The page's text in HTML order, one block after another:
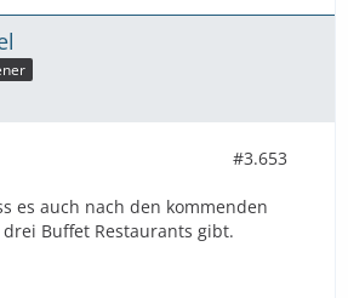
#3.653
es auch nach den kommenden
Buffet Restaurants gibt.